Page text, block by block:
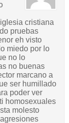
cristiana
pruebas
eh visto
miedo por lo
no lo
no buenas
marcano a
ser humillado
poder ver
homosexuales
molesto